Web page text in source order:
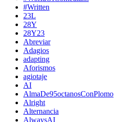
#Written
23L
28Y
28Y23
Abreviar
Adagios
adapting
Aforismos
agiotaje
AI
AlmaDe95octanosConPlomo
Alright
Alternancia
AlwaysAI